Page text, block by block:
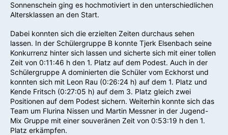
Sonnenschein ging es hochmotiviert in den unterschiedlichen
Altersklassen an den Start.
Dabei konnten sich die erzielten Zeiten durchaus sehen
lassen. In der Schülergruppe B konnte Tjerk Elsenbach seine
Konkurrenz hinter sich lassen und sicherte sich mit einer tollen
Zeit von 0:11:46 h den 1. Platz auf dem Podest. Auch in der
Schülergruppe A dominierten die Schüler vom Eckhorst und
konnten sich mit Leon Rau (0:26:24 h) auf dem 1. Platz und
Kende Fritsch (0:27:05 h) auf dem 3. Platz gleich zwei
Positionen auf dem Podest sichern. Weiterhin konnte sich das
Team um Flurina Nissen und Martin Messner in der Jugend-
Mix Gruppe mit einer souveränen Zeit von 0:53:19 h den 1.
Platz erkämpfen.